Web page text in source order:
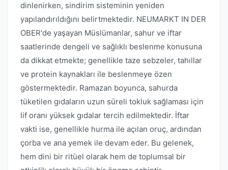
dinlenirken, sindirim sisteminin yeniden
yapılandırıldığını belirtmektedir. NEUMARKT IN DER
OBER'de yaşayan Müslümanlar, sahur ve iftar
saatlerinde dengeli ve sağlıklı beslenme konusuna
da dikkat etmekte; genellikle taze sebzeler, tahıllar
ve protein kaynakları ile beslenmeye özen
göstermektedir. Ramazan boyunca, sahurda
tüketilen gıdaların uzun süreli tokluk sağlaması için
lif oranı yüksek gıdalar tercih edilmektedir. İftar
vakti ise, genellikle hurma ile açılan oruç, ardından
çorba ve ana yemek ile devam eder. Bu gelenek,
hem dini bir ritüel olarak hem de toplumsal bir